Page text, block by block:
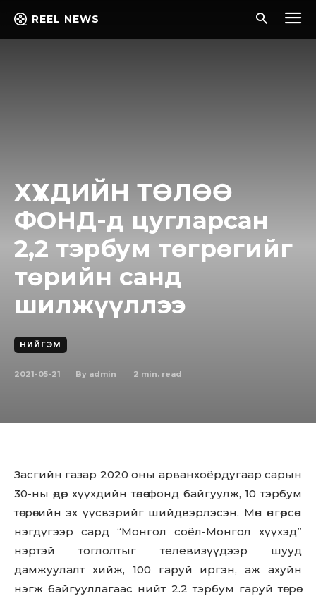
REEL NEWS
ХҮҮХДИЙН ТӨЛӨӨ
ФОНД-д цугларсан
2,2 тэрбум төгрөгийг
төрийн санд
шилжүүллээ
НИЙГЭМ
2021-05-21 By admin 2 min. read
Засгийн газар 2020 оны арванхоёрдугаар сарын
30-ны өдөр хүүхдийн төлөө фонд байгуулж, 10 тэрбум
төгрөгийн эх үүсвэрийг шийдвэрлэсэн. Мөн өнгөрсөн
нэгдүгээр сард “Монгол соёл-Монгол хүүхэд”
нэртэй тоглолтыг телевизүүдээр шууд
дамжуулалт хийж, 100 гаруй иргэн, аж ахуйн
нэгж байгууллагаас нийт 2.2 тэрбум гаруй төгрөг